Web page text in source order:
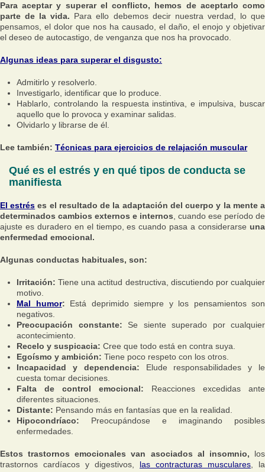
Para aceptar y superar el conflicto, hemos de aceptarlo como
parte de la vida. Para ello debemos decir nuestra verdad, lo que
pensamos, el dolor que nos ha causado, el daño, el enojo y objetivar
el deseo de autocastigo, de venganza que nos ha provocado.
Algunas ideas para superar el disgusto:
Admitirlo y resolverlo.
Investigarlo, identificar que lo produce.
Hablarlo, controlando la respuesta instintiva, e impulsiva, buscar
aquello que lo provoca y examinar salidas.
Olvidarlo y librarse de él.
Lee también: Técnicas para ejercicios de relajación muscular
Qué es el estrés y en qué tipos de conducta se
manifiesta
El estrés es el resultado de la adaptación del cuerpo y la mente a
determinados cambios externos e internos , cuando ese período de
ajuste es duradero en el tiempo, es cuando pasa a considerarse una
enfermedad emocional.
Algunas conductas habituales, son:
Irritación: Tiene una actitud destructiva, discutiendo por cualquier
motivo.
Mal humor: Está deprimido siempre y los pensamientos son
negativos.
Preocupación constante: Se siente superado por cualquier
acontecimiento.
Recelo y suspicacia: Cree que todo está en contra suya.
Egoísmo y ambición: Tiene poco respeto con los otros.
Incapacidad y dependencia: Elude responsabilidades y le
cuesta tomar decisiones.
Falta de control emocional: Reacciones excedidas ante
diferentes situaciones.
Distante: Pensando más en fantasías que en la realidad.
Hipocondríaco: Preocupándose e imaginando posibles
enfermedades.
Estos trastornos emocionales van asociados al insomnio, los
trastornos cardíacos y digestivos, las contracturas musculares , la